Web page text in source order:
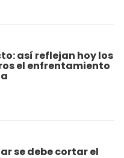
así reflejan hoy los
el enfrentamiento
se debe cortar el